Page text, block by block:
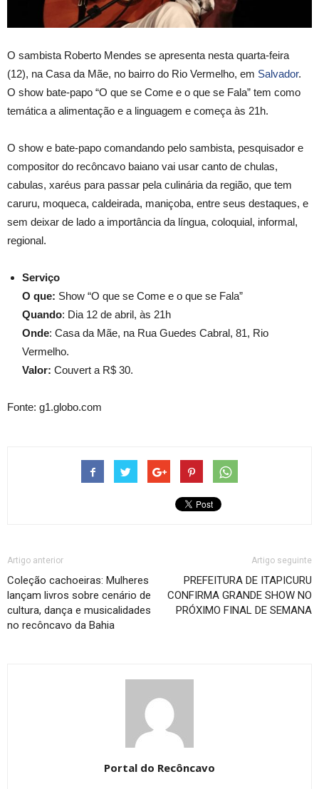
O sambista Roberto Mendes se apresenta nesta quarta-feira
(12), na Casa da Mãe, no bairro do Rio Vermelho, em Salvador.
O show bate-papo “O que se Come e o que se Fala” tem como
temática a alimentação e a linguagem e começa às 21h.
O show e bate-papo comandando pelo sambista, pesquisador e
compositor do recôncavo baiano vai usar canto de chulas,
cabulas, xaréus para passar pela culinária da região, que tem
caruru, moqueca, caldeirada, maniçoba, entre seus destaques, e
sem deixar de lado a importância da língua, coloquial, informal,
regional.
Serviço
O que: Show “O que se Come e o que se Fala”
Quando: Dia 12 de abril, às 21h
Onde: Casa da Mãe, na Rua Guedes Cabral, 81, Rio
Vermelho.
Valor: Couvert a R$ 30.
Fonte: g1.globo.com
Artigo anterior
Coleção cachoeiras: Mulheres
lançam livros sobre cenário de
cultura, dança e musicalidades
no recôncavo da Bahia
Artigo seguinte
PREFEITURA DE ITAPICURU
CONFIRMA GRANDE SHOW NO
PRÓXIMO FINAL DE SEMANA
Portal do Recôncavo